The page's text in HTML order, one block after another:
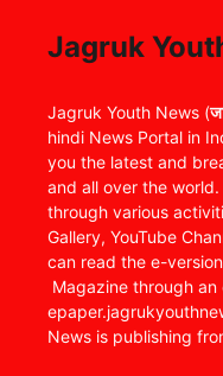
Jagruk
Jagruk Youth News (
hindi News Portal in
you the latest and
and all over the
through various
Gallery, YouTube
can read the e-
Magazine through
News is publishing